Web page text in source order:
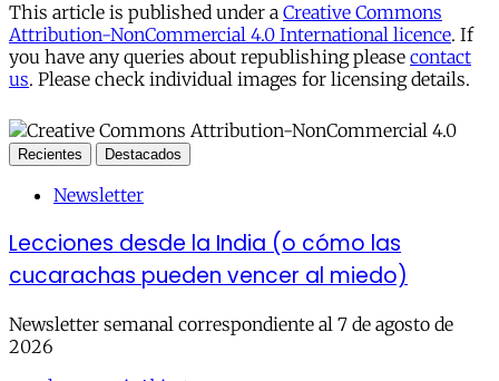
This article is published under a Creative Commons
Attribution-NonCommercial 4.0 International licence. If
you have any queries about republishing please contact
us. Please check individual images for licensing details.
Recientes Destacados
Newsletter
Lecciones desde la India (o cómo las
cucarachas pueden vencer al miedo)
Newsletter semanal correspondiente al 7 de agosto de
2026